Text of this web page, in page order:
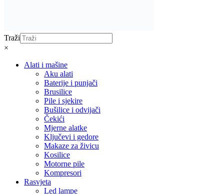
Traži
×
Alati i mašine
Aku alati
Baterije i punjači
Brusilice
Pile i sjekire
Bušilice i odvijači
Čekići
Mjerne alatke
Ključevi i gedore
Makaze za živicu
Kosilice
Motorne pile
Kompresori
Rasvjeta
Led lampe